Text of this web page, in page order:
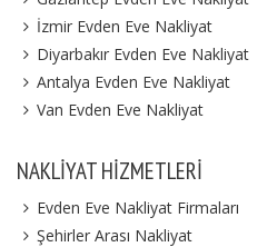
İzmir Evden Eve Nakliyat
Diyarbakır Evden Eve Nakliyat
Antalya Evden Eve Nakliyat
Van Evden Eve Nakliyat
NAKLIYAT HIZMETLERI
Evden Eve Nakliyat Firmaları
Şehirler Arası Nakliyat